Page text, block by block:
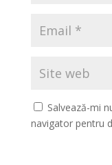
Salvează-mi
navigator pentru